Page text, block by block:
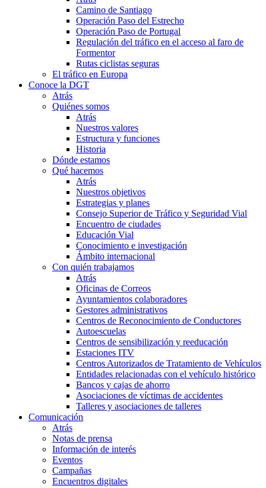
Camino de Santiago
Operación Paso del Estrecho
Operación Paso de Portugal
Regulación del tráfico en el acceso al faro de
Formentor
Rutas ciclistas seguras
El tráfico en Europa
Conoce la DGT
Atrás
Quiénes somos
Atrás
Nuestros valores
Estructura y funciones
Historia
Dónde estamos
Qué hacemos
Atrás
Nuestros objetivos
Estrategias y planes
Consejo Superior de Tráfico y Seguridad Vial
Encuentro de ciudades
Educación Vial
Conocimiento e investigación
Ámbito internacional
Con quién trabajamos
Atrás
Oficinas de Correos
Ayuntamientos colaboradores
Gestores administrativos
Centros de Reconocimiento de Conductores
Autoescuelas
Centros de sensibilización y reeducación
Estaciones ITV
Centros Autorizados de Tratamiento de Vehículos
Entidades relacionadas con el vehículo histórico
Bancos y cajas de ahorro
Asociaciones de víctimas de accidentes
Talleres y asociaciones de talleres
Comunicación
Atrás
Notas de prensa
Información de interés
Eventos
Campañas
Encuentros digitales